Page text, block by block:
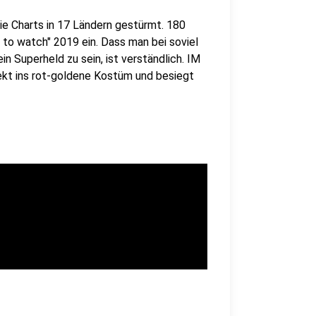
Charts in 17 Ländern gestürmt. 180
watch" 2019 ein. Dass man bei soviel
Superheld zu sein, ist verständlich. IM
ins rot-goldene Kostüm und besiegt